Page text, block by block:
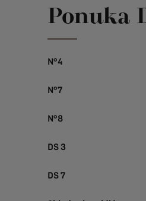
Ponuka
N°4
N°7
N°8
DS 3
DS 7